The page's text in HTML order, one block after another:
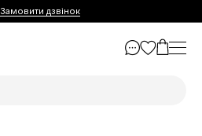
Замовити дзвінок